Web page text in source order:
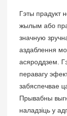
Гэты прадукт
жылым або
значную
аздаблення
асяроддзем.
перавагу
забяспечвае
Прывабны
наладзіць у